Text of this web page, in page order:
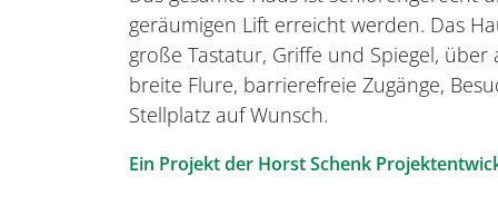
geräumigen Lift erreicht werden. Das
große Tastatur, Griffe und Spiegel,
breite Flure, barrierefreie Zugänge,
Stellplatz auf Wunsch.
Ein Projekt der Horst Schenk